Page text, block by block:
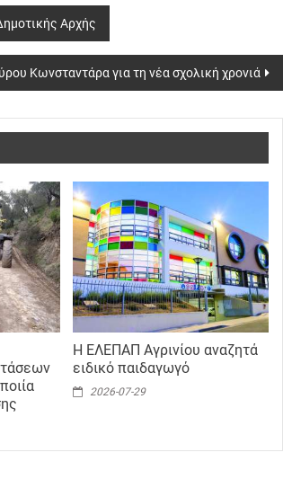
Αρχής
Κωνσταντάρα για τη νέα σχολική χρονιά
Η ΕΛΕΠΑΠ Αγρινίου αναζητά
ειδικό παιδαγωγό
2026-07-29